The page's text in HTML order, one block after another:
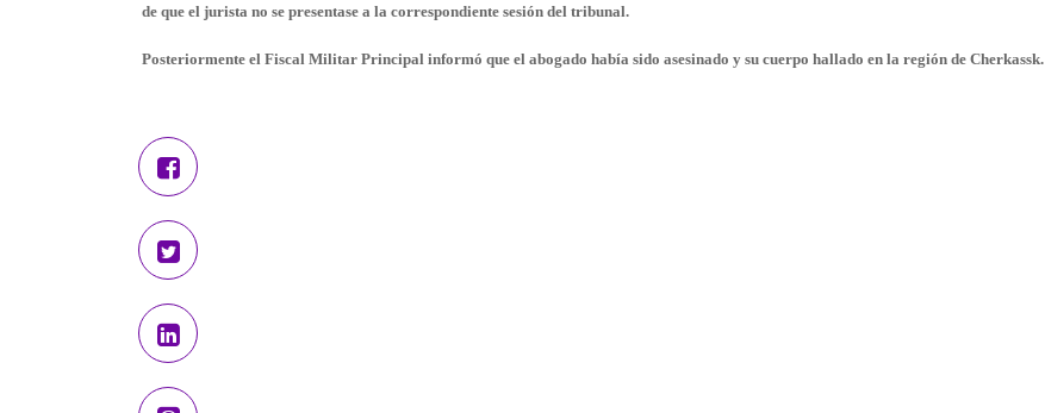
de que el jurista no se presentase a la correspondiente sesión del tribunal.
Posteriormente el Fiscal Militar Principal informó que el abogado había sido asesinado y su cuerpo hallado en la región de Cherkassk.